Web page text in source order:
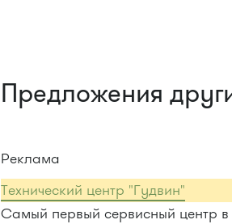
Предложения
Реклама
Технический центр "Гудвин"
Самый первый сервисный центр